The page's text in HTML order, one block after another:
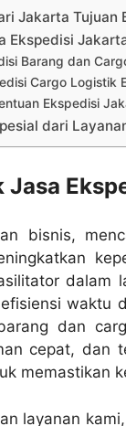
Jakarta Tujuan
Ekspedisi
Barang dan
Cargo Logistik
Ekspedisi
dari
Jasa
bisnis,
dalam
waktu
dan
cepat, dan
memastikan
layanan